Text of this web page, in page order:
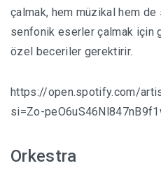
çalmak, hem müzikal hem
senfonik eserler çalmak için
özel beceriler gerektirir.
https://open.spotify.com/
si=Zo-
Orkestra